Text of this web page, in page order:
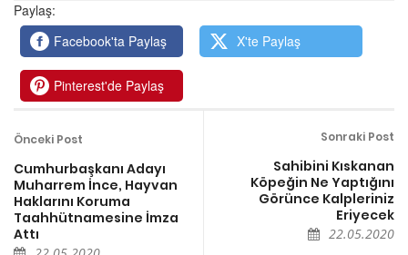
Paylaş:
Facebook'ta Paylaş
X'te Paylaş
Pinterest'de Paylaş
Önceki Post
Cumhurbaşkanı Adayı
Muharrem İnce, Hayvan
Haklarını Koruma
Taahhütnamesine İmza
Attı
Sonraki Post
Sahibini Kıskanan
Köpeğin Ne Yaptığını
Görünce Kalpleriniz
Eriyecek
22.05.2020